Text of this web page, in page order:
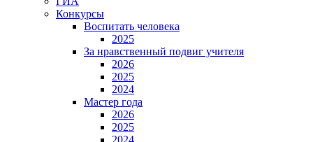
Конкурсы
Воспитать человека
2025
За нравственный подвиг учителя
2026
2025
2024
Мастер года
2026
2025
2024